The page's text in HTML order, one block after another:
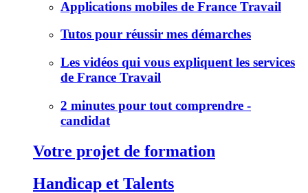
Applications mobiles de France Travail
Tutos pour réussir mes démarches
Les vidéos qui vous expliquent les services
de France Travail
2 minutes pour tout comprendre -
candidat
Votre projet de formation
Handicap et Talents